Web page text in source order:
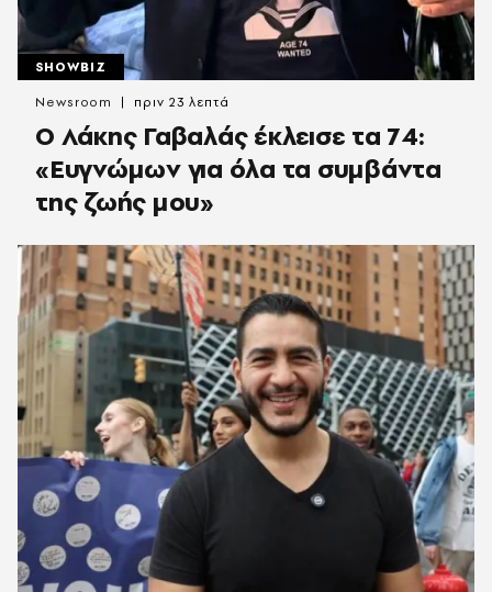
SHOWBIZ
O Λάκης Γαβαλάς έκλεισε τα 74:
«Ευγνώμων για όλα τα συμβάντα
της ζωής μου»
Newsroom πριν 23 λεπτά